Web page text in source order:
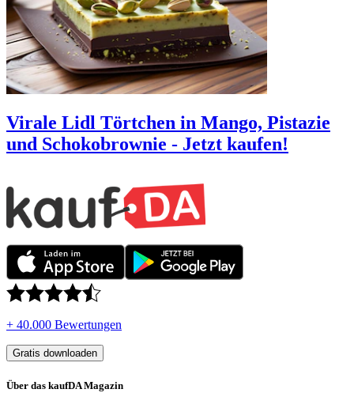
Virale Lidl Törtchen in Mango, Pistazie
und Schokobrownie - Jetzt kaufen!
+ 40.000 Bewertungen
Gratis downloaden
Über das kaufDA Magazin